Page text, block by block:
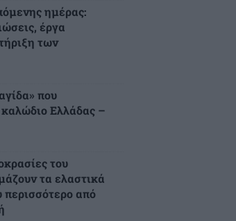
ημέρας:
έργα
των
που
Ελλάδας –
του
τα ελαστικά
περισσότερο από